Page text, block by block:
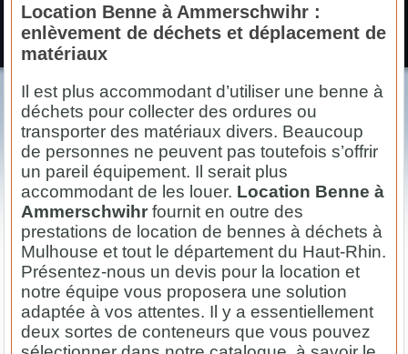
Location Benne à Ammerschwihr :
enlèvement de déchets et déplacement de
matériaux
Il est plus accommodant d’utiliser une benne à
déchets pour collecter des ordures ou
transporter des matériaux divers. Beaucoup
de personnes ne peuvent pas toutefois s’offrir
un pareil équipement. Il serait plus
accommodant de les louer. Location Benne à
Ammerschwihrfournit en outre des
prestations de location de bennes à déchets à
Mulhouse et tout le département du Haut-Rhin.
Présentez-nous un devis pour la location et
notre équipe vous proposera une solution
adaptée à vos attentes. Il y a essentiellement
deux sortes de conteneurs que vous pouvez